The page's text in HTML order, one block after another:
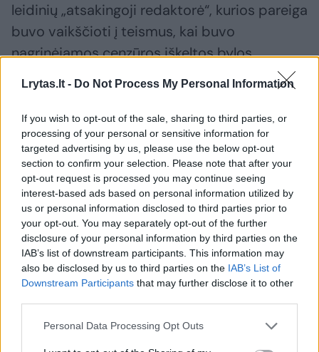
Lrytas.lt - Do Not Process My Personal Information
If you wish to opt-out of the sale, sharing to third parties, or
processing of your personal or sensitive information for
targeted advertising by us, please use the below opt-out
section to confirm your selection. Please note that after your
opt-out request is processed you may continue seeing
interest-based ads based on personal information utilized by
us or personal information disclosed to third parties prior to
your opt-out. You may separately opt-out of the further
disclosure of your personal information by third parties on the
IAB’s list of downstream participants. This information may
also be disclosed by us to third parties on the IAB’s List of
Downstream Participants that may further disclose it to other
Personal Data Processing Opt Outs
leidinių „atsakingoji redaktorė“, kurios pareiga
buvo vaikščioti į teismus, kai buvo
nagrinėjamos cenzūros iškeltos bylos,
kalėjime, kad nereikėtų gaišti tikriesiems
redaktoriams.
Prieglaudos globėjas buvo lietuviškos Šv.
Mikalojaus bažnyčios rektorius kun.
Vladislovas Jezukevičius (gimęs
Marcinkonyse, lietuviškame Gardino
apskrities miestelyje), o steigėjas ir rėmėjas
– Lietuvių draugija nukentėjusiems dėl karo
šelpti, paskui, užėjus vokiečiams, jos Vilniaus
vaidmenį telkiant lietuvius kurti